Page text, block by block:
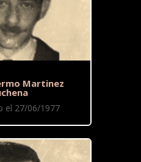
Martinez
el 27/06/1977